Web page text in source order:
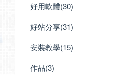
好用軟體(30)
好站分享(31)
安裝教學(15)
作品(3)